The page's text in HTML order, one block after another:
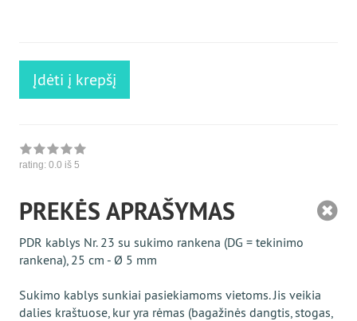
Įdėti į krepšį
rating: 0.0 iš 5
PREKĖS APRAŠYMAS
PDR kablys Nr. 23 su sukimo rankena (DG = tekinimo
rankena), 25 cm - Ø 5 mm
Sukimo kablys sunkiai pasiekiamoms vietoms. Jis veikia
dalies kraštuose, kur yra rėmas (bagažinės dangtis, stogas,